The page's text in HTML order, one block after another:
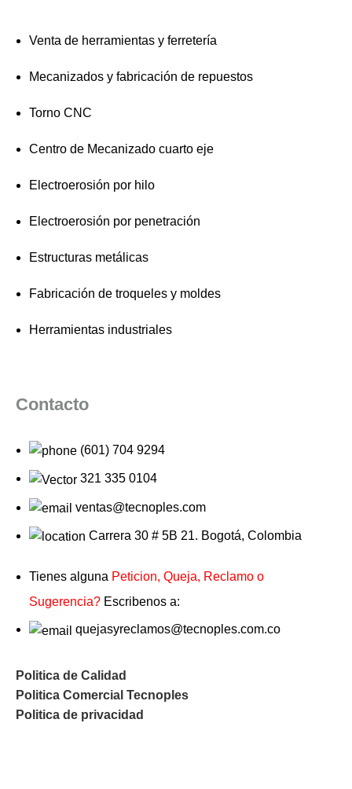
Venta de herramientas y ferretería
Mecanizados y fabricación de repuestos
Torno CNC
Centro de Mecanizado cuarto eje
Electroerosión por hilo
Electroerosión por penetración
Estructuras metálicas
Fabricación de troqueles y moldes
Herramientas industriales
Contacto
(601) 704 9294
321 335 0104
ventas@tecnoples.com
Carrera 30 # 5B 21. Bogotá, Colombia
Tienes alguna Peticion, Queja, Reclamo o
Sugerencia? Escribenos a:
quejasyreclamos@tecnoples.com.co
Politica de Calidad
Politica Comercial Tecnoples
Politica de privacidad